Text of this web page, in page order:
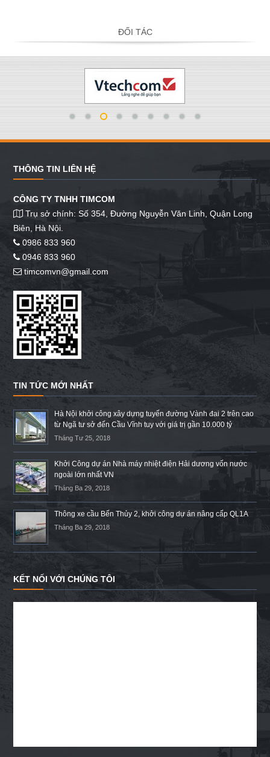
ĐỐI TÁC
THÔNG TIN LIÊN HỆ
CÔNG TY TNHH TIMCOM
Trụ sở chính: Số 354, Đường Nguyễn Văn Linh, Quận Long
Biên, Hà Nội.
0986 833 960
0946 833 960
timcomvn@gmail.com
TIN TỨC MỚI NHẤT
Hà Nội khởi công xây dựng tuyến đường Vành đai 2 trên cao
từ Ngã tư sở đến Cầu Vĩnh tuy với giá trị gần 10.000 tỷ
Tháng Tư 25, 2018
Khởi Công dự án Nhà máy nhiệt điện Hải dương vốn nước
ngoài lớn nhất VN
Tháng Ba 29, 2018
Thông xe cầu Bến Thủy 2, khởi công dự án nâng cấp QL1A
Tháng Ba 29, 2018
KẾT NỐI VỚI CHÚNG TÔI